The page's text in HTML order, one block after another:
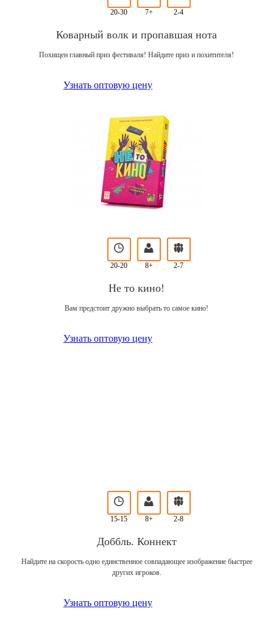
20-30 7+ 2-4
Коварный волк и пропавшая нота
Похищен главный приз фестиваля! Найдите приз и похитителя!
Узнать оптовую цену
20-20 8+ 2-7
Не то кино!
Вам предстоит дружно выбрать то самое кино!
Узнать оптовую цену
15-15 8+ 2-8
Доббль. Коннект
Найдите на скорость одно единственное совпадающее изображение быстрее
других игроков.
Узнать оптовую цену